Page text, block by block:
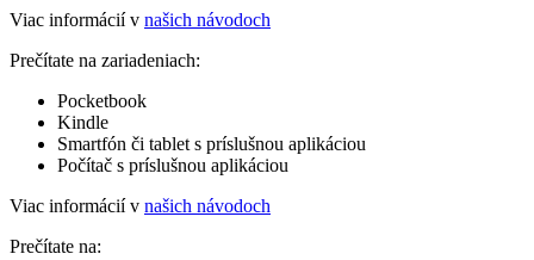
Viac informácií v našich návodoch
Prečítate na zariadeniach:
Pocketbook
Kindle
Smartfón či tablet s príslušnou aplikáciou
Počítač s príslušnou aplikáciou
Viac informácií v našich návodoch
Prečítate na: